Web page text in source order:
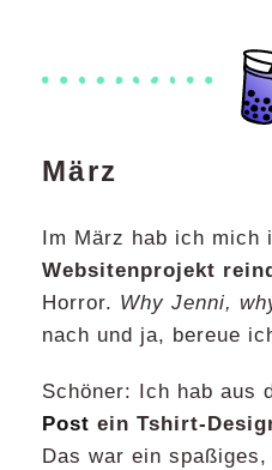
März
Im März hab ich mich
Websitenprojekt
Horror. Why Jenni,
nach und ja, bereue
Schöner: Ich hab aus
Post ein Tshirt-
Das war ein